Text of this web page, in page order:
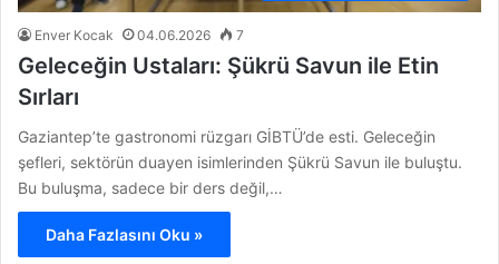
Enver Kocak 04.06.2026 7
Geleceğin Ustaları: Şükrü Savun ile Etin
Sırları
Gaziantep’te gastronomi rüzgarı GİBTÜ’de esti. Geleceğin
şefleri, sektörün duayen isimlerinden Şükrü Savun ile buluştu.
Bu buluşma, sadece bir ders değil,…
Daha Fazlasını Oku »